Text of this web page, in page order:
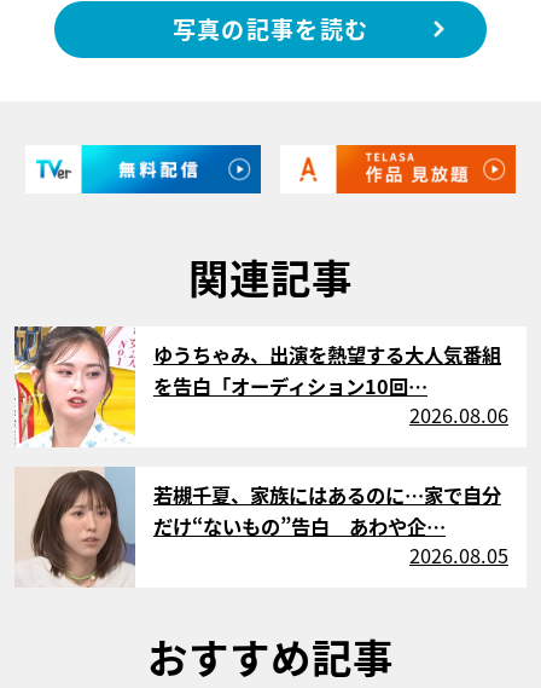
写真の記事を読む
関連記事
サムネイル
ゆうちゃみ、出演を熱望する大人気番組
を告白「オーディション10回…
2026.08.06
サムネイル
若槻千夏、家族にはあるのに…家で自分
だけ“ないもの”告白 あわや企…
2026.08.05
おすすめ記事